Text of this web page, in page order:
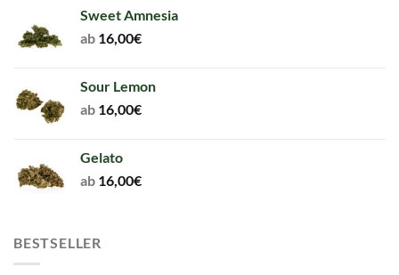
Sweet Amnesia
ab 16,00€
Sour Lemon
ab 16,00€
Gelato
ab 16,00€
BESTSELLER